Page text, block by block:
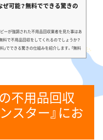
ぜ可能？無料でできる驚きの
ピーが強調された不用品回収業者を見た事はあ
料で不用品回収をしてくれるのでしょうか？
」でできる驚きの仕組みを紹介します。「無料
収します！」、「365日いつでも回収に参りま
では、悪徳業者は一体どうやって利益を得てい
不用品回収
スター』にお